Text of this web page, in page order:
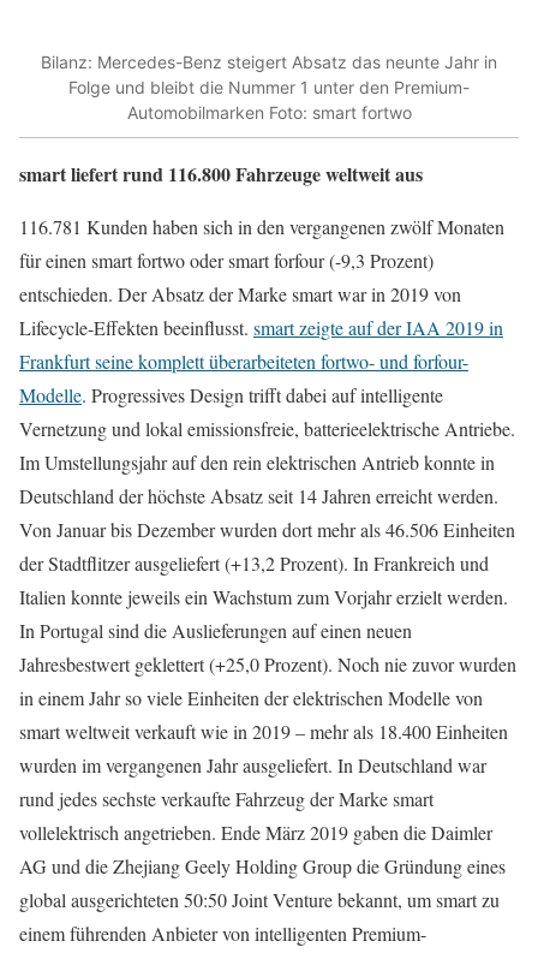
Bilanz: Mercedes-Benz steigert Absatz das neunte Jahr in
Folge und bleibt die Nummer 1 unter den Premium-
Automobilmarken Foto: smart fortwo
smart liefert rund 116.800 Fahrzeuge weltweit aus
116.781 Kunden haben sich in den vergangenen zwölf Monaten
für einen smart fortwo oder smart forfour (-9,3 Prozent)
entschieden. Der Absatz der Marke smart war in 2019 von
Lifecycle-Effekten beeinflusst. smart zeigte auf der IAA 2019 in
Frankfurt seine komplett überarbeiteten fortwo- und forfour-
Modelle. Progressives Design trifft dabei auf intelligente
Vernetzung und lokal emissionsfreie, batterieelektrische Antriebe.
Im Umstellungsjahr auf den rein elektrischen Antrieb konnte in
Deutschland der höchste Absatz seit 14 Jahren erreicht werden.
Von Januar bis Dezember wurden dort mehr als 46.506 Einheiten
der Stadtflitzer ausgeliefert (+13,2 Prozent). In Frankreich und
Italien konnte jeweils ein Wachstum zum Vorjahr erzielt werden.
In Portugal sind die Auslieferungen auf einen neuen
Jahresbestwert geklettert (+25,0 Prozent). Noch nie zuvor wurden
in einem Jahr so viele Einheiten der elektrischen Modelle von
smart weltweit verkauft wie in 2019 – mehr als 18.400 Einheiten
wurden im vergangenen Jahr ausgeliefert. In Deutschland war
rund jedes sechste verkaufte Fahrzeug der Marke smart
vollelektrisch angetrieben. Ende März 2019 gaben die Daimler
AG und die Zhejiang Geely Holding Group die Gründung eines
global ausgerichteten 50:50 Joint Venture bekannt, um smart zu
einem führenden Anbieter von intelligenten Premium-